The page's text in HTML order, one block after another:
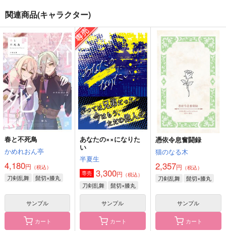
きみだけに
ピクルス犬
330円（税込）
ひゅーい×伊吹橙真
サンプル
作品詳細
洞の底
犬小屋
944円（税込）
マレウス×イデア
サンプル
作品詳細
こどもの王国
犬小屋
1,100 （税込）
マレウス×イデア
関連商品(キャラクター)
春と不死鳥
かめれおん亭
4,180円 （税込）
刀剣乱舞 髭切×膝丸
サンプル
カート
あなたの××になりた
い
半夏生
専売 3,300円 （税込）
刀剣乱舞 髭切×膝丸
サンプル
カート
憑依令息奮闘録
猫のなる木
2,357円 （税込）
刀剣乱舞 髭切×膝丸
サンプル
カート